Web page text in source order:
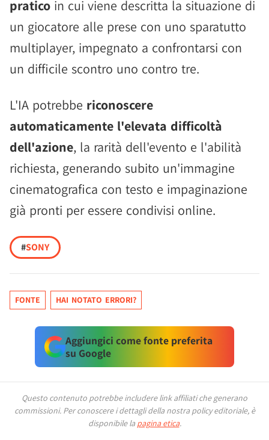
pratico in cui viene descritta la situazione di
un giocatore alle prese con uno sparatutto
multiplayer, impegnato a confrontarsi con
un difficile scontro uno contro tre.
L'IA potrebbe riconoscere
automaticamente l'elevata difficoltà
dell'azione, la rarità dell'evento e l'abilità
richiesta, generando subito un'immagine
cinematografica con testo e impaginazione
già pronti per essere condivisi online.
#SONY
FONTE HAI NOTATO ERRORI?
Aggiungici come fonte preferita
su Google
Questo contenuto potrebbe includere link affiliati che generano
commissioni. Per conoscere i dettagli della nostra policy editoriale, è
disponibile la pagina etica.